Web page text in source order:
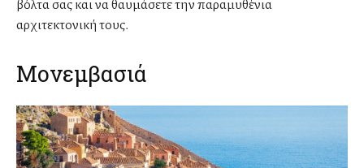
βόλτα σας και να θαυμάσετε την παραμυθένια
αρχιτεκτονική τους.
Μονεμβασιά